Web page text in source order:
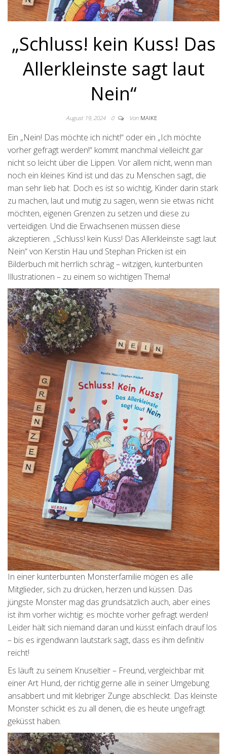
„Schluss! kein Kuss! Das
Allerkleinste sagt laut
Nein“
August 19, 2024 0 Von MAIKE
Ein „Nein! Das möchte ich nicht!“ oder ein „Ich möchte
vorher gefragt werden!“ kommt manchmal vielleicht gar
nicht so leicht über die Lippen. Vor allem nicht, wenn man
noch ein kleines Kind ist und das zu Menschen sagt, die
man sehr lieb hat. Doch es ist so wichtig, Kinder darin stark
zu machen, laut und mutig zu sagen, wenn sie etwas nicht
möchten, eigenen Grenzen zu setzen und diese zu
verteidigen. Und die Erwachsenen müssen diese
akzeptieren. „Schluss! kein Kuss! Das Allerkleinste sagt laut
Nein“ von Kerstin Hau und Stephan Pricken ist ein
Bilderbuch mit herrlich schräg – witzigen, kunterbunten
Illustrationen – zu einem so wichtigen Thema!
In einer kunterbunten Monsterfamilie mögen es alle
Mitglieder, sich zu drücken, herzen und küssen. Das
jüngste Monster mag das grundsätzlich auch, aber eines
ist ihm vorher wichtig: es möchte vorher gefragt werden!
Leider hält sich niemand daran und küsst einfach drauf los
– bis es irgendwann lautstark sagt, dass es ihm definitiv
reicht!
Es läuft zu seinem Knuseltier – Freund, vergleichbar mit
einer Art Hund, der richtig gerne alle in seiner Umgebung
ansabbert und mit klebriger Zunge abschleckt. Das kleinste
Monster schickt es zu all denen, die es heute ungefragt
geküsst haben.